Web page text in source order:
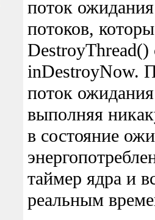
поток
потоков,
DestroyThread()
inDestroyNow.
поток
выполняя
в состояние
таймер ядра и
реальным